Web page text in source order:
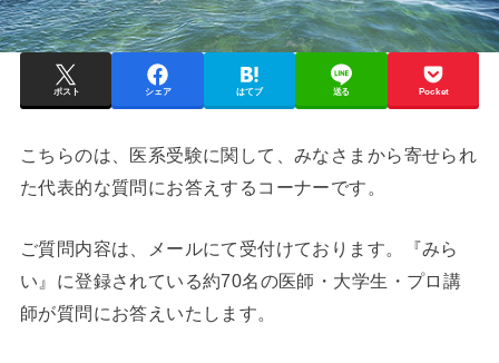
ポスト シェア はてブ 送る Pocket
こちらのは、医系受験に関して、みなさまから寄せられ
た代表的な質問にお答えするコーナーです。
ご質問内容は、メールにて受付けております。『みら
い』に登録されている約70名の医師・大学生・プロ講
師が質問にお答えいたします。